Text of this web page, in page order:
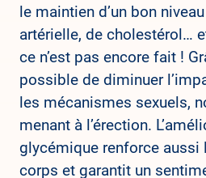
le maintien d’un bon
artérielle, de cholestérol…
ce n’est pas encore fait !
possible de diminuer
les mécanismes sexuels,
menant à l’érection.
glycémique renforce aussi
corps et garantit un